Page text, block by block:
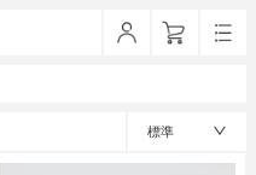
標準